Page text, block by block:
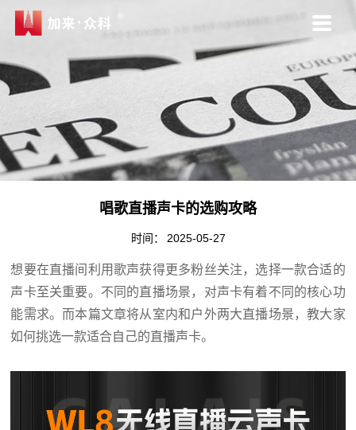
唱歌直播声卡的选购攻略
时间： 2025-05-27
想要在直播间利用歌声获得更多粉丝关注 ，选择一款合适的
声卡至关重要。不同的直播场景，对声卡有着不同的核心功
能需求。 而本篇文章将从室内和户外两大直播场景，教大家
如何挑选一款适合自己的直播声卡。